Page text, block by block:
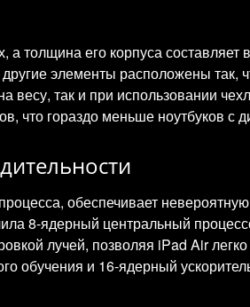
а толщина его корпуса
элементы расположены
весу, так и при использовании
что гораздо меньше ноутбуков с
обеспечивает
8-ядерный центральный
лучей, позволяя iPad Air
обучения и 16-ядерный